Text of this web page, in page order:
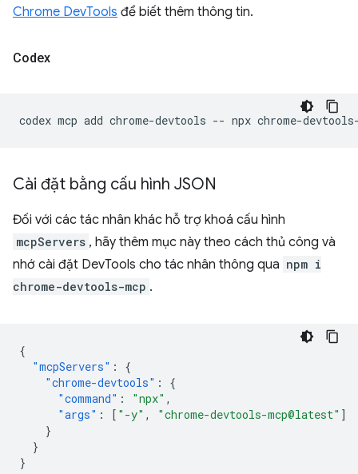
Chrome DevTools để biết thêm thông tin.
Codex
codex mcp add chrome-devtools -- npx
Cài đặt bằng cấu hình JSON
Đối với các tác nhân khác hỗ trợ khoá cấu hình
mcpServers , hãy thêm mục này theo cách thủ công và
nhớ cài đặt DevTools cho tác nhân thông qua npm i
chrome-devtools-mcp .
{
"mcpServers" :
{
"chrome-devtools" :
{
"command" : "npx" ,
"args" : [ "-y" , "chrome-devtools-mcp@latest" ]
}
}
}